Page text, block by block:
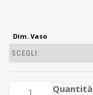
Dim. Vaso
Quantità